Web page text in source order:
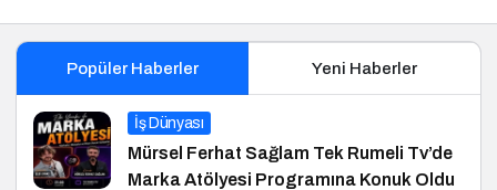
Popüler Haberler Yeni Haberler
İş Dünyası
Mürsel Ferhat Sağlam Tek Rumeli Tv’de
Marka Atölyesi Programına Konuk Oldu